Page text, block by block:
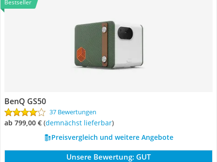
Bestseller
BenQ GS50
37 Bewertungen
ab 799,00 € ( Demnächst lieferbar)
Preisvergleich und weitere Angebote
Unsere Bewertung: GUT